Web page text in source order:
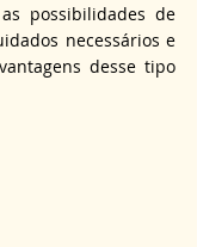
possibilidades de
necessários e
desse tipo